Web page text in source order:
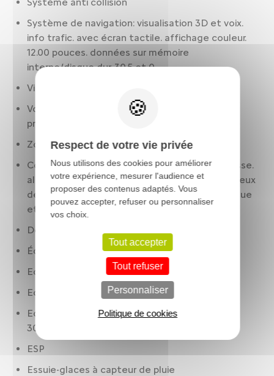
Système de navigation: visualisation 3D et voix.
info trafic. avec écran tactile. affichage couleur.
12.00 pouces. données sur mémoire
interne/disque dur. 30.5 et 0
Vitres latérales feuilletées
Volant cuir. réglable en hauteur. réglable en
profondeur. multi-fonctions
Zone de recharge par induction
Contrôle des phares: faisceau asservi à la vitesse.
allumage automatique. phares directionnels. Feux
de route actifs. réglage en hauteur automatique
et Eclairage Matrix
Détection panneaux signalisation
Éclairage ambiance
Eclairage d'accueil: projection du logo
Eclair latéral
Ecran de divertissement: 12.00 " tactile. AV et
30.5
ESP
Essuie-glaces à capteur de pluie
Respect de votre vie privée
Nous utilisons des cookies pour améliorer
votre expérience, mesurer l'audience et
proposer des contenus adaptés. Vous
pouvez accepter, refuser ou personnaliser
vos choix.
Tout accepter
Tout refuser
Personnaliser
Politique de cookies